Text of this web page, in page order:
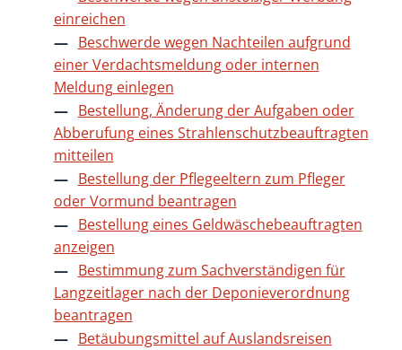
einreichen
Beschwerde wegen Nachteilen aufgrund
einer Verdachtsmeldung oder internen
Meldung einlegen
Bestellung, Änderung der Aufgaben oder
Abberufung eines Strahlenschutzbeauftragten
mitteilen
Bestellung der Pflegeeltern zum Pfleger
oder Vormund beantragen
Bestellung eines Geldwäschebeauftragten
anzeigen
Bestimmung zum Sachverständigen für
Langzeitlager nach der Deponieverordnung
beantragen
Betäubungsmittel auf Auslandsreisen